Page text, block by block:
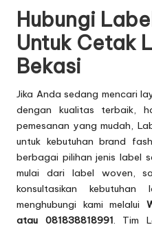
Hubungi
Untuk Cetak
Bekasi
Jika Anda sedang mencari
dengan kualitas terbaik,
pemesanan yang mudah,
untuk kebutuhan brand
berbagai pilihan jenis label
mulai dari label woven,
konsultasikan
menghubungi kami melalui
atau 081838818991. Tim